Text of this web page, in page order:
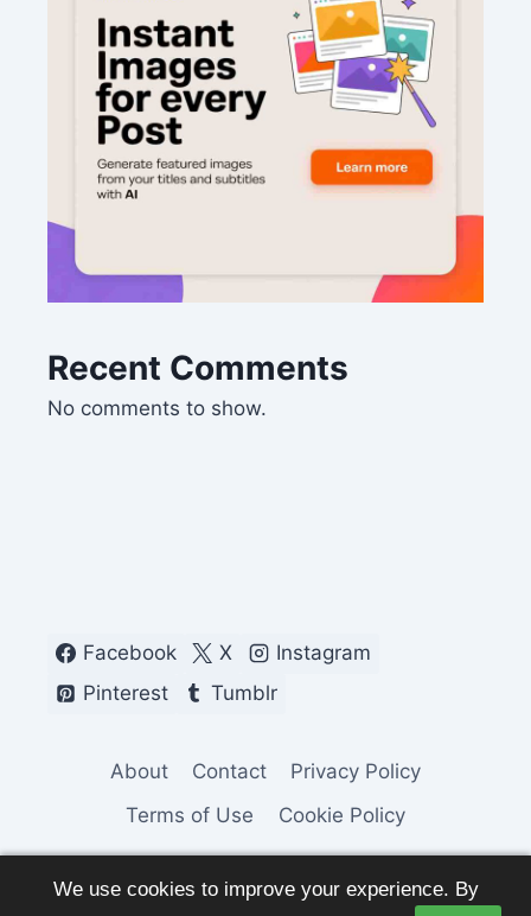
We use cookies to improve your experience. By
Recent Comments
No comments to show.
Facebook X
Instagram
Pinterest
Tumblr
About Contact
Privacy Policy
Terms of Use
Cookie Policy